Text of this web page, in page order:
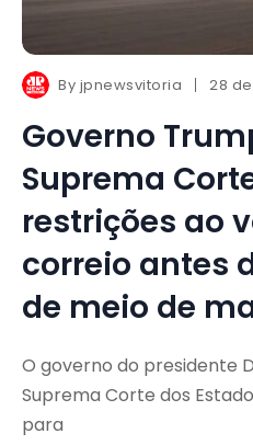
By jpnewsvitoria 28
Governo
Suprema
restrições ao
correio antes
de meio de
O governo do presidente
Suprema Corte dos
para